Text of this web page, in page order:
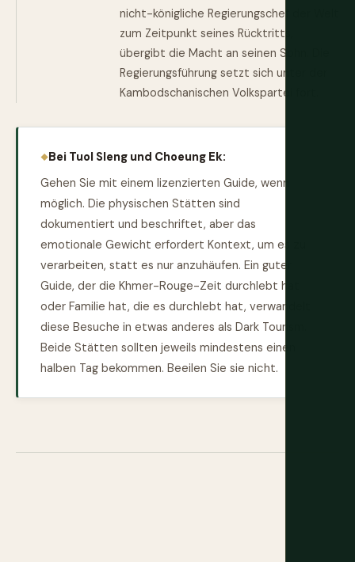
nicht-königliche Regierungschef der Welt
zum Zeitpunkt seines Rücktritts,
übergibt die Macht an seinen Sohn. Die
Regierungsführung setzt sich unter der
Kambodschanischen Volkspartei fort.
Bei Tuol Sleng und Choeung Ek:
Gehen Sie mit einem lizenzierten Guide, wenn
möglich. Die physischen Stätten sind
dokumentiert und beschriftet, aber das
emotionale Gewicht erfordert Kontext, um es zu
verarbeiten, statt es nur anzuhäufen. Ein guter
Guide, der die Khmer-Rouge-Zeit durchlebt hat
oder Familie hat, die es durchlebt hat, verwandelt
diese Besuche in etwas anderes als Dark Tourism.
Beide Stätten sollten jeweils mindestens einen
halben Tag bekommen. Beeilen Sie sie nicht.